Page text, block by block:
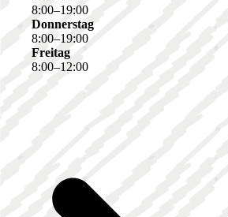
8:00–19:00
Donnerstag
8:00–19:00
Freitag
8:00–12:00